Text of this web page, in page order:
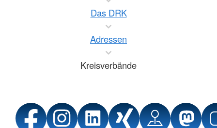
Das DRK
Adressen
Kreisverbände